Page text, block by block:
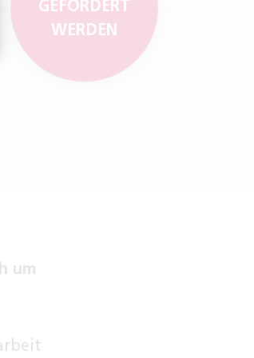
GEFÖRDERT
WERDEN
um